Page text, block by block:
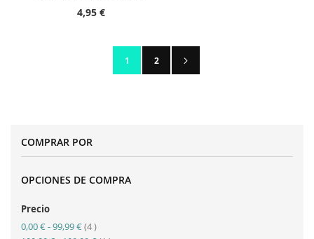
4,95 €
Actualmente estás leyendo página
1 Página
2
COMPRAR POR
OPCIONES DE COMPRA
Precio
0,00 €-99,99 € 4artículo